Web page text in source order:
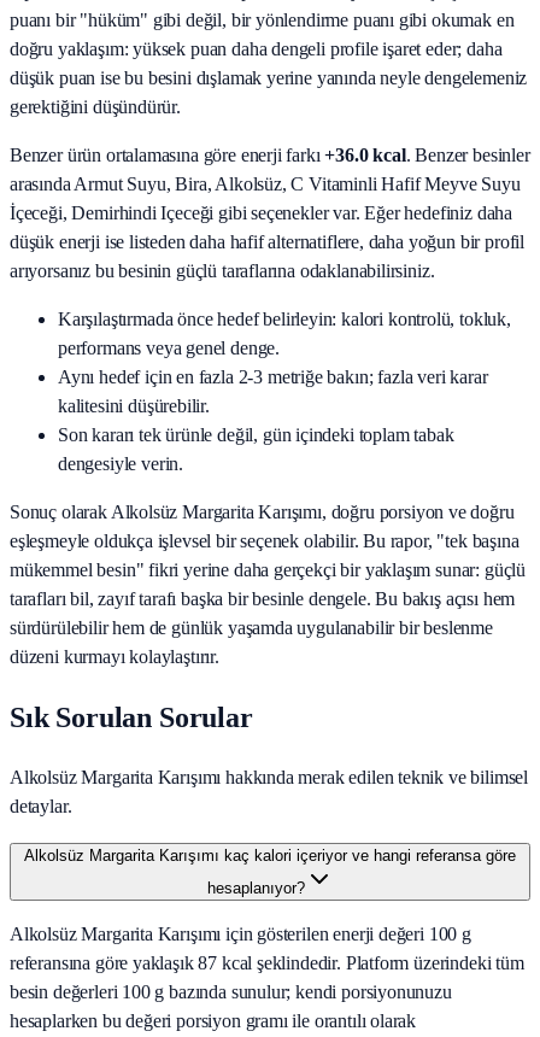
puanı bir "hüküm" gibi değil, bir yönlendirme puanı gibi okumak en
doğru yaklaşım: yüksek puan daha dengeli profile işaret eder; daha
düşük puan ise bu besini dışlamak yerine yanında neyle dengelemeniz
gerektiğini düşündürür.
Benzer ürün ortalamasına göre enerji farkı +36.0 kcal. Benzer besinler
arasında Armut Suyu, Bira, Alkolsüz, C Vitaminli Hafif Meyve Suyu
İçeceği, Demirhindi Içeceği gibi seçenekler var. Eğer hedefiniz daha
düşük enerji ise listeden daha hafif alternatiflere, daha yoğun bir profil
arıyorsanız bu besinin güçlü taraflarına odaklanabilirsiniz.
Karşılaştırmada önce hedef belirleyin: kalori kontrolü, tokluk,
performans veya genel denge.
Aynı hedef için en fazla 2-3 metriğe bakın; fazla veri karar
kalitesini düşürebilir.
Son kararı tek ürünle değil, gün içindeki toplam tabak
dengesiyle verin.
Sonuç olarak Alkolsüz Margarita Karışımı, doğru porsiyon ve doğru
eşleşmeyle oldukça işlevsel bir seçenek olabilir. Bu rapor, "tek başına
mükemmel besin" fikri yerine daha gerçekçi bir yaklaşım sunar: güçlü
tarafları bil, zayıf tarafı başka bir besinle dengele. Bu bakış açısı hem
sürdürülebilir hem de günlük yaşamda uygulanabilir bir beslenme
düzeni kurmayı kolaylaştırır.
Sık Sorulan Sorular
Alkolsüz Margarita Karışımı hakkında merak edilen teknik ve bilimsel
detaylar.
Alkolsüz Margarita Karışımı kaç kalori içeriyor ve hangi referansa göre
hesaplanıyor?
Alkolsüz Margarita Karışımı için gösterilen enerji değeri 100 g
referansına göre yaklaşık 87 kcal şeklindedir. Platform üzerindeki tüm
besin değerleri 100 g bazında sunulur; kendi porsiyonunuzu
hesaplarken bu değeri porsiyon gramı ile orantılı olarak